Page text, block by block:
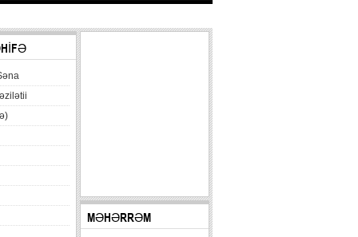
MƏHƏRRƏM